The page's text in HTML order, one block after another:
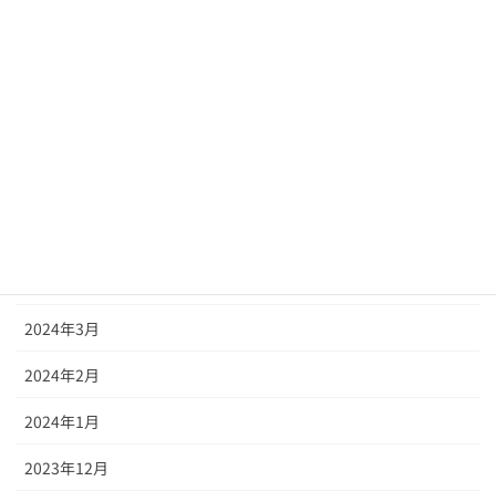
2024年3月
2024年2月
2024年1月
2023年12月